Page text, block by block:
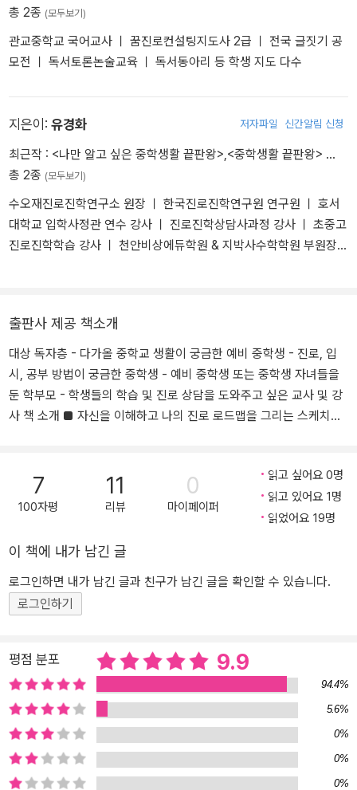
총 2종 (모두보기)
관교중학교 국어교사 ㅣ 꿈진로컨설팅지도사 2급 ㅣ 전국 글짓기 공
모전 ㅣ 독서토론논술교육 ㅣ 독서동아리 등 학생 지도 다수
지은이: 유경화 저자파일 신간알림 신청
최근작 : <나만 알고 싶은 중학생활 끝판왕> <중학생활 끝판왕> …
총 2종 (모두보기)
수오재진로진학연구소 원장 ㅣ 한국진로진학연구원 연구원 ㅣ 호서
대학교 입학사정관 연수 강사 ㅣ 진로진학상담사과정 강사 ㅣ 초중고
진로진학학습 강사 ㅣ 천안비상에듀학원 & 지박사수학학원 부원장
출판사 제공 책소개
대상 독자층 - 다가올 중학교 생활이 궁금한 예비 중학생 - 진로, 입
시, 공부 방법이 궁금한 중학생 - 예비 중학생 또는 중학생 자녀들을
둔 학부모 - 학생들의 학습 및 진로 상담을 도와주고 싶은 교사 및 강
사 책 소개 ■ 자신을 이해하고 나의 진로 로드맵을 그리는 스케치북
적성, 직업 가치관, 성격 등을 기반으로 한 유형별 학습 코칭 ■ 자기
소개서, 면접, 대입 전형, 학과 탐색을 통한 입시 실전 감각 익히기 ■
자유학기제 골든 타임을 보내는 꿀팁, 고등학교 진학을 위한 정보 종
님의 시원한 솔루션 ■ 중학생을 위한 과목별 학습법 중심 중학교 학
생을 둔 부모님이 알아야 할 지침서 ■ 포트폴리오 제작, 독서 연계 과
제탐구, 교과 연계 과제탐구로 내실 있는 스펙 만들기 ■ 중학교 입학
간, 게다가 자유학년제까지! 한 살 더 먹는 것일 뿐인데, 초등학교를
졸업한 새내기 중학생에게는 모든 중학교 생활이 낯설다. 초등학교
때는 담임선생님께서 알림장을 적어 주셨는데, 이제는 스스로 학교생
활을 이끌어야 한다. 아직 진로는 모르겠고, 많아진 학습량에 공부 방
법도 막막하고, 입시도 신경 써야 한다니, 중학생들도 고민이 많다. 처
음으로 중학교 자녀를 둔 학부모도 불안하기는 마찬가지. 생소하고
7
100자평
11
리뷰
0
마이페이퍼
읽고 싶어요 0명
읽고 있어요 1명
읽었어요 19명
이 책에 내가 남긴 글
로그인하면 내가 남긴 글과 친구가 남긴 글을 확인할 수 있습니다.
로그인하기
평점 분포 9.9
94.4%
5.6%
0%
0%
0%